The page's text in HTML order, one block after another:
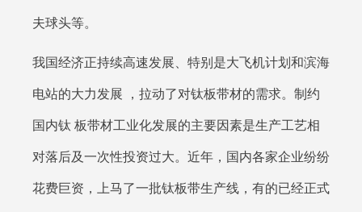
夫球头等。
我国经济正持续高速发展、特别是大飞机计划和滨海
电站的大力发展 ，拉动了对钛板带材的需求。制约
国内钛 板带材工业化发展的主要因素是生产工艺相
对落后及一次性投资过大。近年，国内各家企业纷纷
花费巨资，上马了一批钛板带生产线，有的已经正式